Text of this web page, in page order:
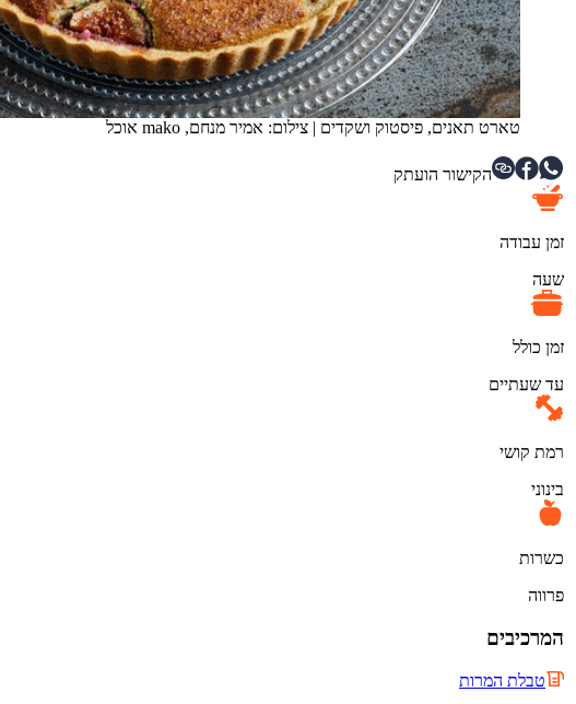
טארט תאנים, פיסטוק ושקדים | צילום: אמיר מנחם, mako אוכל
הקישור הועתק
זמן עבודה
שעה
זמן כולל
עד שעתיים
רמת קושי
בינוני
כשרות
פרווה
המרכיבים
טבלת המרות